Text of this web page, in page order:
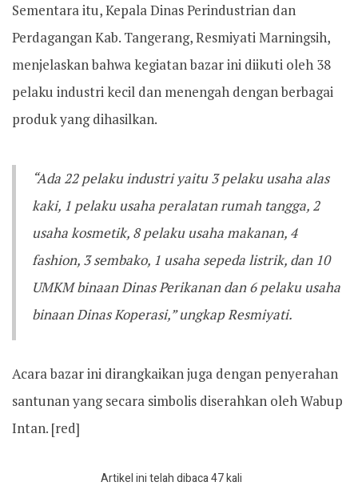
Sementara itu, Kepala Dinas Perindustrian dan
Perdagangan Kab. Tangerang, Resmiyati Marningsih,
menjelaskan bahwa kegiatan bazar ini diikuti oleh 38
pelaku industri kecil dan menengah dengan berbagai
produk yang dihasilkan.
“Ada 22 pelaku industri yaitu 3 pelaku usaha alas
kaki, 1 pelaku usaha peralatan rumah tangga, 2
usaha kosmetik, 8 pelaku usaha makanan, 4
fashion, 3 sembako, 1 usaha sepeda listrik, dan 10
UMKM binaan Dinas Perikanan dan 6 pelaku usaha
binaan Dinas Koperasi,” ungkap Resmiyati.
Acara bazar ini dirangkaikan juga dengan penyerahan
santunan yang secara simbolis diserahkan oleh Wabup
Intan. [red]
Artikel ini telah dibaca 47 kali